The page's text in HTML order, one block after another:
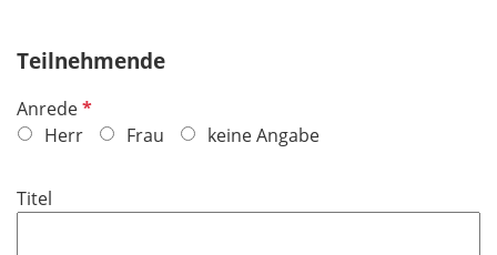
Teilnehmende
AnredeP
f
c
Herr Frau keine Angabe
Titel